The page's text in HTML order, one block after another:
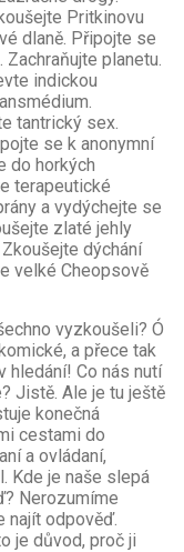
Pritkinovu
dlaně. Připojte se
planetu.
indickou
tantrický sex.
se k anonymní
do horkých
terapeutické
a vydýchejte se
zlaté jehly
dýchání
velké Cheopsově
vyzkoušeli? Ó
a přece tak
hledání! Co nás nutí
Jistě. Ale je tu ještě
konečná
cestami do
a ovládaní,
Kde je naše slepá
Nerozumíme
najít odpověď.
je důvod, proč ji